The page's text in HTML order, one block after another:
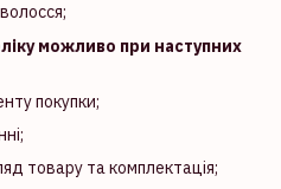
можливо при наступних
покупки;
товару та комплектація;